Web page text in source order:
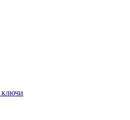
ключи